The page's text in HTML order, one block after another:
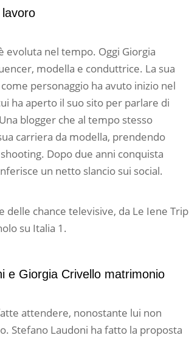
evoluta nel tempo. Oggi Giorgia
modella e conduttrice. La sua
personaggio ha avuto inizio nel
ha aperto il suo sito per parlare di
blogger che al tempo stesso
carriera da modella, prendendo
Dopo due anni conquista
un netto slancio sui social.
delle chance televisive, da Le Iene Trip
su Italia 1.
e Giorgia Crivello matrimonio
attendere, nonostante lui non
Stefano Laudoni ha fatto la proposta